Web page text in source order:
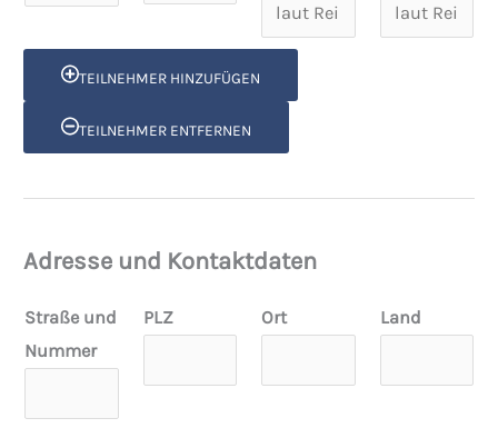
l
TEILNEHMER HINZUFÜGEN
TEILNEHMER ENTFERNEN
Adresse und Kontaktdaten
Straße und
Nummer
PLZ Ort Land